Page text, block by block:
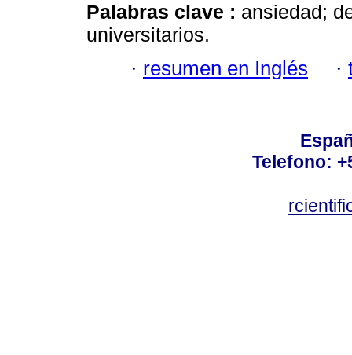
Palabras clave : ansiedad;
universitarios.
· resumen en Inglés ·
Telefono: